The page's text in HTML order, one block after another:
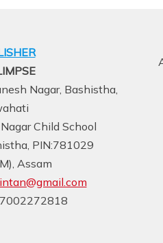
Nagar, Bashistha,
Child School
PIN:781029
Assam